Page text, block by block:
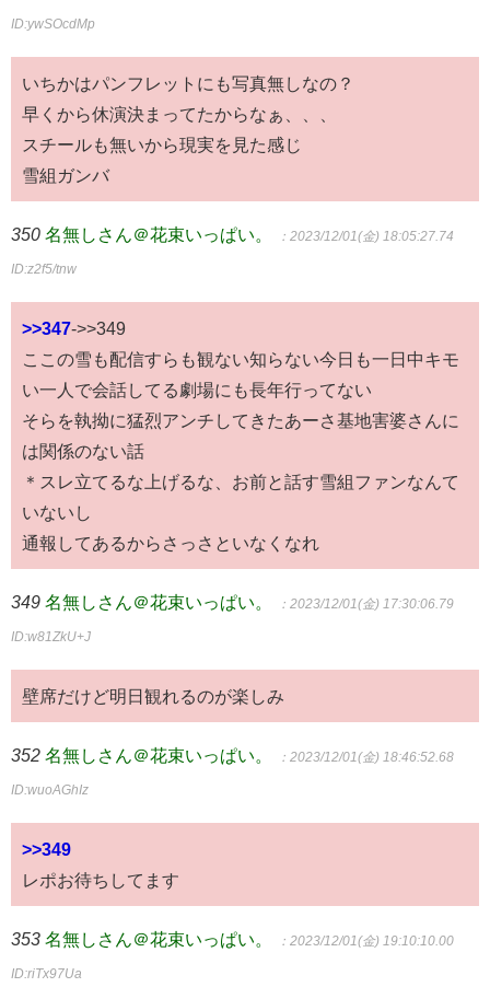
ID:ywSOcdMp
いちかはパンフレットにも写真無しなの？
早くから休演決まってたからなぁ、、、
スチールも無いから現実を見た感じ
雪組ガンバ
350 名無しさん＠花束いっぱい。 ：2023/12/01(金) 18:05:27.74
ID:z2f5/tnw
>>347->>349
ここの雪も配信すらも観ない知らない今日も一日中キモ
い一人で会話してる劇場にも長年行ってない
そらを執拗に猛烈アンチしてきたあーさ基地害婆さんに
は関係のない話
＊スレ立てるな上げるな、お前と話す雪組ファンなんて
いないし
通報してあるからさっさといなくなれ
349 名無しさん＠花束いっぱい。 ：2023/12/01(金) 17:30:06.79
ID:w81ZkU+J
壁席だけど明日観れるのが楽しみ
352 名無しさん＠花束いっぱい。 ：2023/12/01(金) 18:46:52.68
ID:wuoAGhIz
>>349
レポお待ちしてます
353 名無しさん＠花束いっぱい。 ：2023/12/01(金) 19:10:10.00
ID:riTx97Ua